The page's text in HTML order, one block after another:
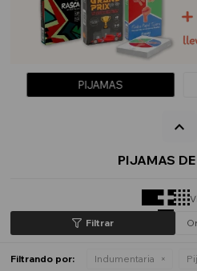
PIJAMAS
PIJAMAS
Filtrando por: Indumentaria